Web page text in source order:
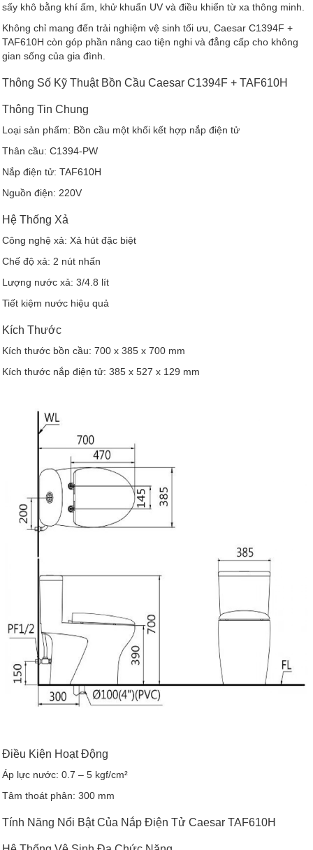
sấy khô bằng khí ấm, khử khuẩn UV và điều khiển từ xa thông minh.
Không chỉ mang đến trải nghiệm vệ sinh tối ưu, Caesar C1394F +
TAF610H còn góp phần nâng cao tiện nghi và đẳng cấp cho không
gian sống của gia đình.
Thông Số Kỹ Thuật Bồn Cầu Caesar C1394F + TAF610H
Thông Tin Chung
Loại sản phẩm: Bồn cầu một khối kết hợp nắp điện tử
Thân cầu: C1394-PW
Nắp điện tử: TAF610H
Nguồn điện: 220V
Hệ Thống Xả
Công nghệ xả: Xả hút đặc biệt
Chế độ xả: 2 nút nhấn
Lượng nước xả: 3/4.8 lít
Tiết kiệm nước hiệu quả
Kích Thước
Kích thước bồn cầu: 700 x 385 x 700 mm
Kích thước nắp điện tử: 385 x 527 x 129 mm
Điều Kiện Hoạt Động
Áp lực nước: 0.7 – 5 kgf/cm²
Tâm thoát phân: 300 mm
Tính Năng Nổi Bật Của Nắp Điện Tử Caesar TAF610H